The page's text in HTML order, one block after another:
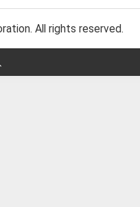
All rights reserved.